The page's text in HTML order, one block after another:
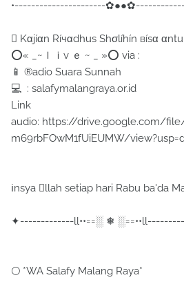
•----------------------
 Kαjíαn Ríчαdhuѕ Shσlíhín вíѕα
⭕« _~ｌｉv ｅ ~ _ »⭕ via :
📱 ®adio Suara Sunnah
💻 : salafymalangraya.or.id
Link
audio: https://drive.google.com/
m69rbFOwM1fUiEUMW/
ℹnsya llah setiap hari Rabu ba'da
✦-------------ll••==░ ❅
🌕 *WA Salafy Malang Raya*